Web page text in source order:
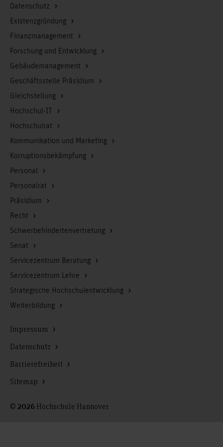
Datenschutz
Existenzgründung
Finanzmanagement
Forschung und Entwicklung
Gebäudemanagement
Geschäftsstelle Präsidium
Gleichstellung
Hochschul-IT
Hochschulrat
Kommunikation und Marketing
Korruptionsbekämpfung
Personal
Personalrat
Präsidium
Recht
Schwerbehindertenvertretung
Senat
Servicezentrum Beratung
Servicezentrum Lehre
Strategische Hochschulentwicklung
Weiterbildung
© 2026 Hochschule Hannover
Impressum
Datenschutz
Barrierefreiheit
Sitemap